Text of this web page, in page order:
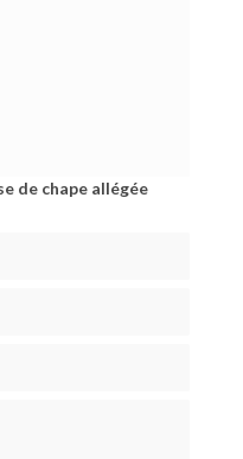
de chape allégée